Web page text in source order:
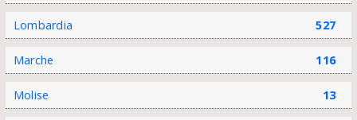
Lombardia 527
Marche 116
Molise 13